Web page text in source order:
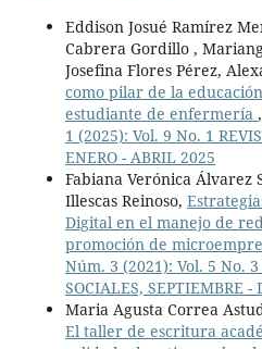
Eddison Josué Ramírez
Cabrera Gordillo ,
Josefina Flores Pérez,
como pilar de la
estudiante de enfermería ,
1 (2025): Vol. 9 No. 1
ENERO - ABRIL 2025
Fabiana Verónica Álvarez
Illescas Reinoso,
Digital en el manejo de
promoción de
Núm. 3 (2021): Vol. 5 No.
SOCIALES, SEPTIEMBRE -
Maria Agusta Correa
El taller de escritura